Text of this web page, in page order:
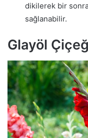
dikilerek bir
sağlanabilir.
Glayöl